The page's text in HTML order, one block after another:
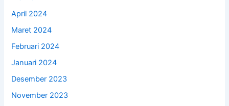
April 2024
Maret 2024
Februari 2024
Januari 2024
Desember 2023
November 2023